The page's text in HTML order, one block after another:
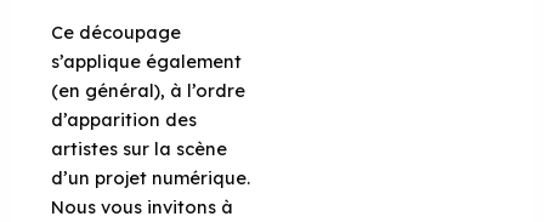
Ce découpage
s’applique également
(en général), à l’ordre
d’apparition des
artistes sur la scène
d’un projet numérique.
Nous vous invitons à